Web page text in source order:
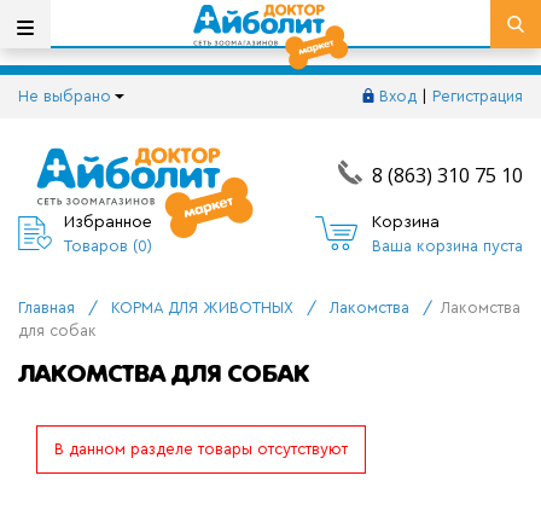
Не выбрано Вход Регистрация
8 (863) 310 75 10
Избранное
Товаров (0)
Корзина
Ваша корзина пуста
Главная / КОРМА ДЛЯ ЖИВОТНЫХ / Лакомства /
Лакомства
для собак
ЛАКОМСТВА ДЛЯ СОБАК
В данном разделе товары отсутствуют